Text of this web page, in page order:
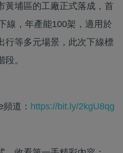
黃埔區的工廠正式落成，首
線，年產能100架，適用於
行等多元場景，此次下線標
。
道： https://bit.ly/2kgU8qg